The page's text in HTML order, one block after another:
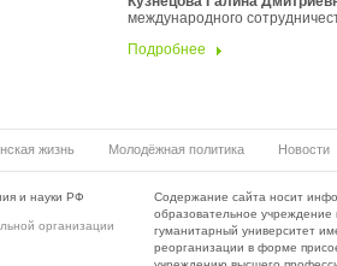
международного
Подробнее
жизнь Молодёжная политика Новости
и науки РФ
организации
Содержание сайта носит
образовательное учреждение
гуманитарный университет
реорганизации в форме